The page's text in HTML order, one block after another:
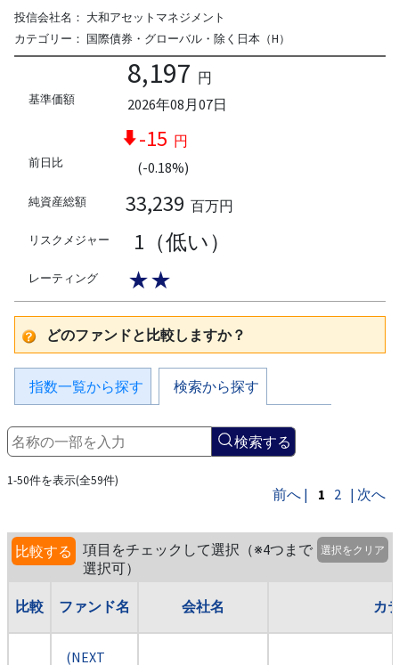
投信会社名： 大和アセットマネジメント
カテゴリー： 国際債券・グローバル・除く日本（H）
基準価額
8,197 円
2026年08月07日
前日比
-15 円
(-0.18%)
純資産総額 33,239 百万円
リスクメジャー 1（低い）
レーティング ★★
どのファンドと比較しますか？
指数一覧から探す 検索から探す
検索する
1-50件を表示(全59件)
前へ | 1 2 | 次へ
比較する
項目をチェックして選択（※4つまで
選択可）
選択をクリア
比較 ファンド名 会社名 カ
(NEXT